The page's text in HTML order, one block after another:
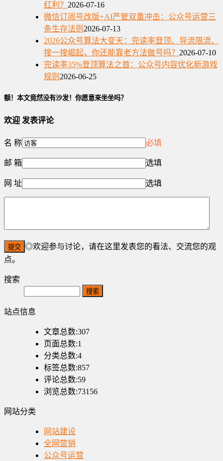
红利？ 2026-07-16
微信订阅号改版+AI严管双重冲击：公众号运营三
条生存法则 2026-07-13
2026公众号算法大变天：完读率登顶、导流限流、
搜一搜崛起，你还能靠老方法做号吗？ 2026-07-10
完读率35%登顶算法之首：公众号内容优化新游戏
规则 2026-06-25
额！本文竟然没有沙发！你愿意来坐坐吗？
欢迎 发表评论
名 称 必填
邮 箱 选填
网 址 选填
◎欢迎参与讨论，请在这里发表您的看法、交流您的观
点。
搜索
Search
站点信息
文章总数:307
页面总数:1
分类总数:4
标签总数:857
评论总数:59
浏览总数:73156
网站分类
网站建设
全网营销
公众号运营